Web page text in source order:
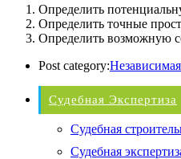
Определить
Определить точные
Определить возможную
Post category:
Судебная Экспертиза
Судебная
Судебная